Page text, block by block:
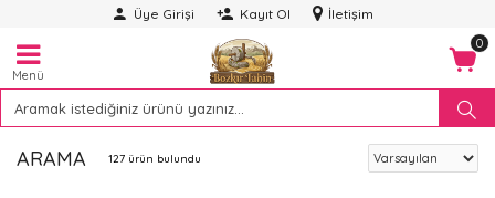
Üye Girişi Kayıt Ol İletişim
Menü
0
ARAMA 127 ürün bulundu